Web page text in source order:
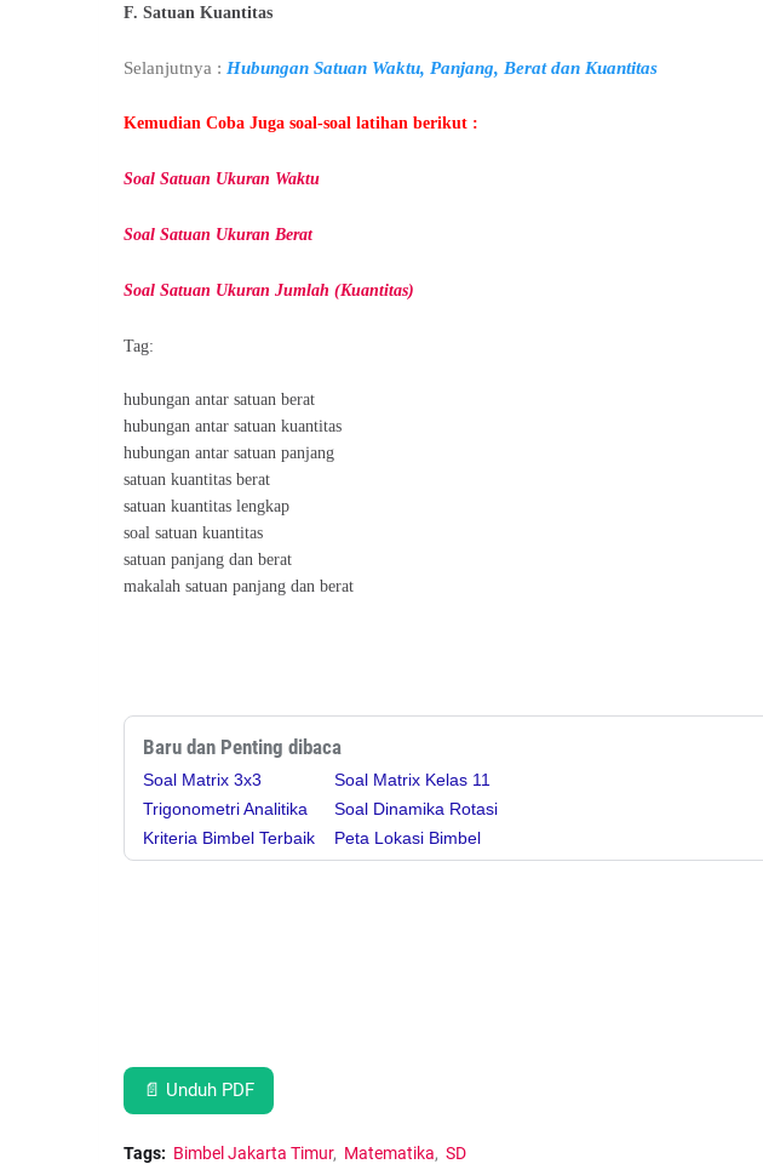
F. Satuan Kuantitas
Selanjutnya : Hubungan Satuan Waktu, Panjang, Berat dan Kuantitas
Kemudian Coba Juga soal-soal latihan berikut :
Soal Satuan Ukuran Waktu
Soal Satuan Ukuran Berat
Soal Satuan Ukuran Jumlah (Kuantitas)
Tag:
hubungan antar satuan berat
hubungan antar satuan kuantitas
hubungan antar satuan panjang
satuan kuantitas berat
satuan kuantitas lengkap
soal satuan kuantitas
satuan panjang dan berat
makalah satuan panjang dan berat
Baru dan Penting dibaca
Soal Matrix 3x3
Trigonometri Analitika
Kriteria Bimbel Terbaik
Soal Matrix Kelas 11
Soal Dinamika Rotasi
Peta Lokasi Bimbel
📄 Unduh PDF
Tags: Bimbel Jakarta Timur Matematika SD